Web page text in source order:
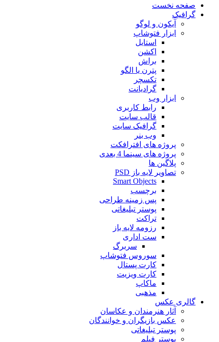
صفحه نخست
گرافیک
آیکون و لوگو
ابزار فتوشاپ
استایل
اکشن
براش
پترن یا الگو
تکسچر
گرادیانت
ابزار وب
رابط کاربری
قالب سایت
گرافیک سایت
وب بنر
پروژه های افترافکت
پروژه های سینما 4 بعدی
پلاگین ها
تصاویر لایه باز PSD
Smart Objects
برچسب
پس زمینه طراحی
پوستر تبلیغاتی
تراکت
رزومه لایه باز
ست اداری
سربرگ
سوروس فتوشاپ
کارت پستال
کارت ویزیت
ماکاپ
مذهبی
گالری عکس
آثار هنرمندان و عکاسان
عکس بازیگران و خوانندگان
پوستر تبلیغاتی
پوستر فیلم